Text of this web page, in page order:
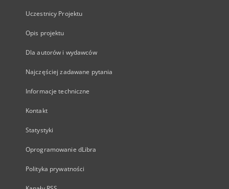
Uczestnicy Projektu
Opis projektu
Dla autorów i wydawców
Najczęściej zadawane pytania
Informacje techniczne
Kontakt
Statystyki
Oprogramowanie dLibra
Polityka prywatności